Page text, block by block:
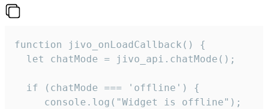
function jivo_onLoadCallback() {
  let chatMode = jivo_api.chatMode();
  if (chatMode === 'offline') {
     console.log("Widget is offline");